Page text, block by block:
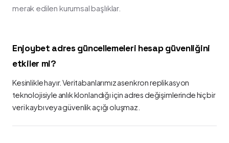
merak edilen kurumsal başlıklar.
Enjoybet adres güncellemeleri hesap güvenliğini
etkiler mi?
Kesinlikle hayır. Veritabanlarımız asenkron replikasyon
teknolojisiyle anlık klonlandığı için adres değişimlerinde hiçbir
veri kaybı veya güvenlik açığı oluşmaz.